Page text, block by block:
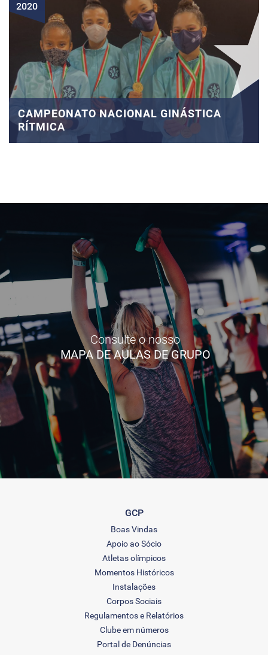
2020
CAMPEONATO NACIONAL GINÁSTICA
RÍTMICA
Consulte o nosso
MAPA DE AULAS DE GRUPO
GCP
Boas Vindas
Apoio ao Sócio
Atletas olímpicos
Momentos Históricos
Instalações
Corpos Sociais
Regulamentos e Relatórios
Clube em números
Portal de Denúncias